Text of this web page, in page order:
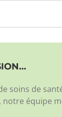
soins de
équipe